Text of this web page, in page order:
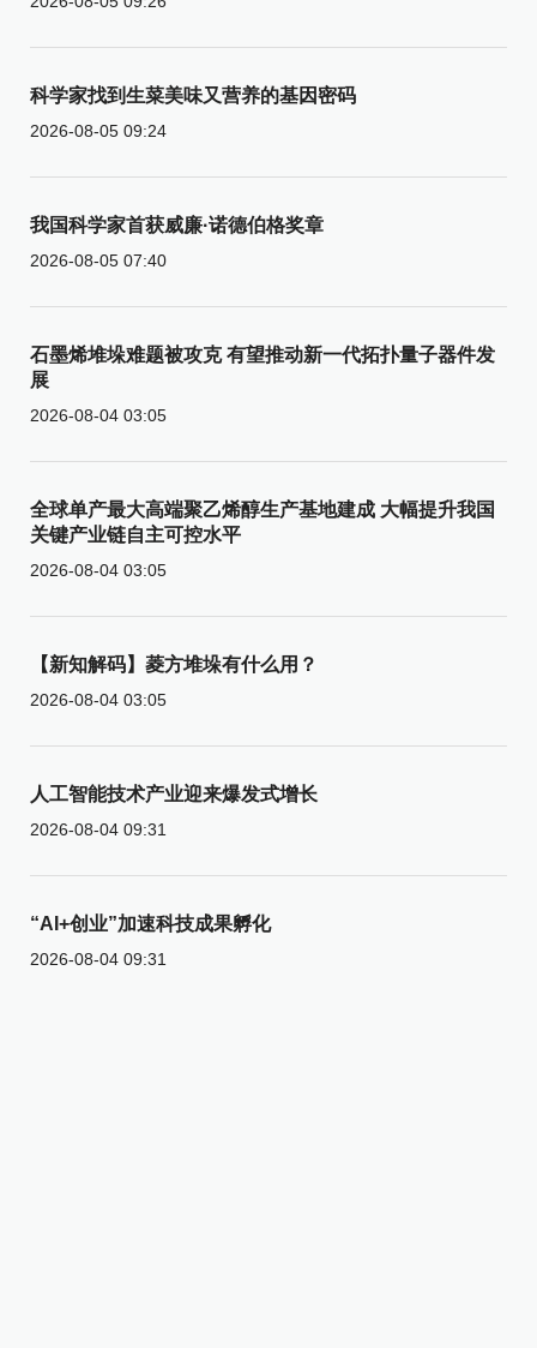
科学家找到生菜美味又营养的基因密码
2026-08-05 09:24
我国科学家首获威廉·诺德伯格奖章
2026-08-05 07:40
石墨烯堆垛难题被攻克 有望推动新一代拓扑量子器件发
展
2026-08-04 03:05
全球单产最大高端聚乙烯醇生产基地建成 大幅提升我国
关键产业链自主可控水平
2026-08-04 03:05
【新知解码】菱方堆垛有什么用？
2026-08-04 03:05
人工智能技术产业迎来爆发式增长
2026-08-04 09:31
“AI+创业”加速科技成果孵化
2026-08-04 09:31